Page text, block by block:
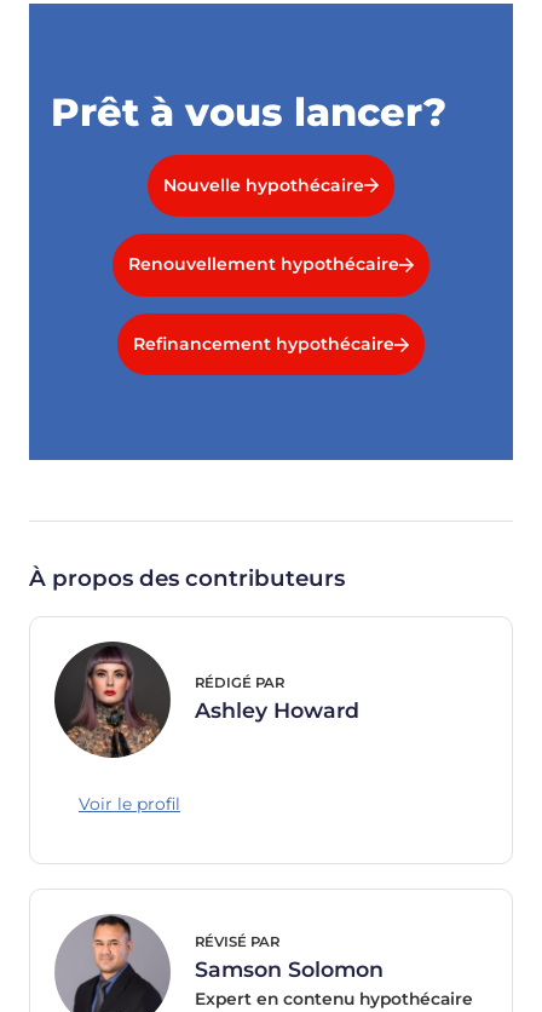
Prêt à vous lancer?
Nouvelle hypothécaire
Renouvellement hypothécaire
Refinancement hypothécaire
À propos des contributeurs
RÉDIGÉ PAR
Ashley Howard
Voir le profil
RÉVISÉ PAR
Samson Solomon
Expert en contenu hypothécaire